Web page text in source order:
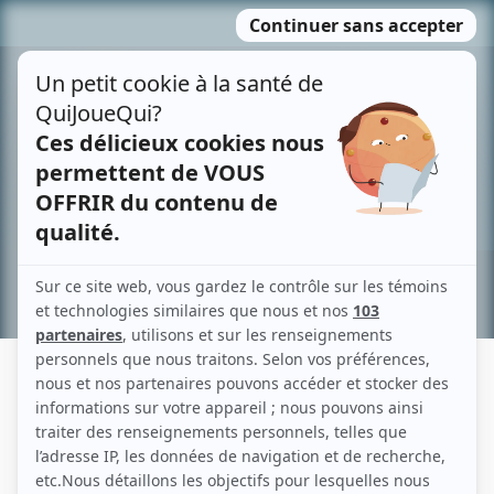
MENU
contenu
Recherche avancée »
NOE CENDRIER
Liens
Fiche de Noe Cendrier sur Showbizz.net